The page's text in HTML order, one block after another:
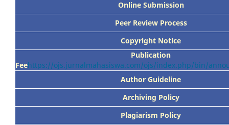
Online Submission
Peer Review Process
Copyright Notice
Publication
Feehttps://ojs.jurnalmahasiswa.com/ojs/index.php/bin/
Author Guideline
Archiving Policy
Plagiarism Policy